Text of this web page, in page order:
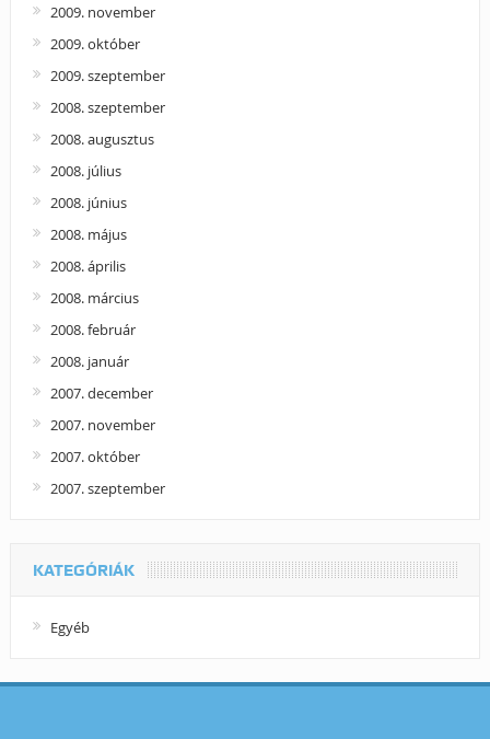
2009. november
2009. október
2009. szeptember
2008. szeptember
2008. augusztus
2008. július
2008. június
2008. május
2008. április
2008. március
2008. február
2008. január
2007. december
2007. november
2007. október
2007. szeptember
KATEGÓRIÁK
Egyéb